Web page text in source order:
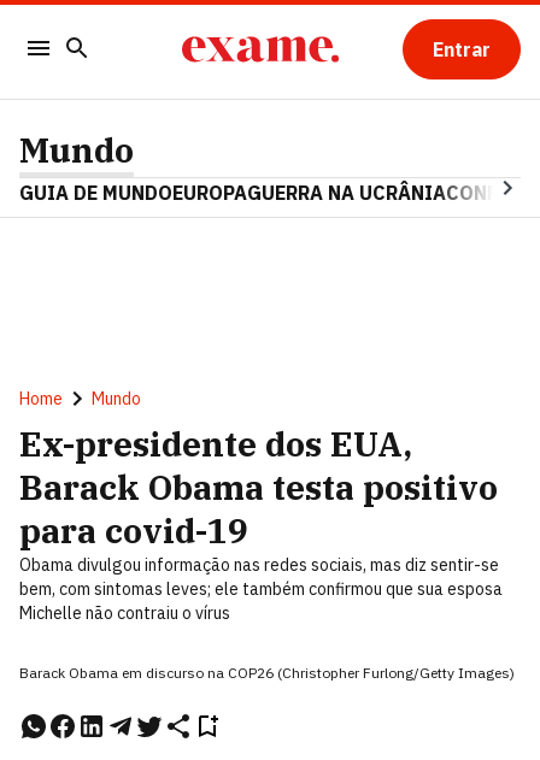
Entrar
Mundo
GUIA DE MUNDOEUROPAGUERRA NA UCRÂNIA
Home Mundo
Ex-presidente dos EUA,
Barack Obama testa positivo
para covid-19
Obama divulgou informação nas redes sociais, mas diz sentir-se
bem, com sintomas leves; ele também confirmou que sua esposa
Michelle não contraiu o vírus
Barack Obama em discurso na COP26 (Christopher Furlong/Getty Images)